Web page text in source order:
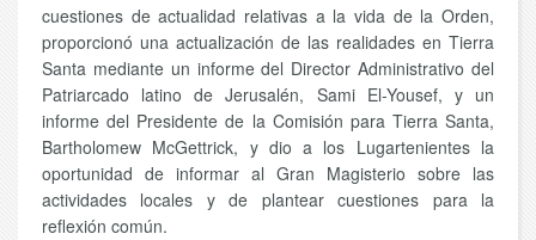
cuestiones de actualidad relativas a la vida de la Orden,
proporcionó una actualización de las realidades en Tierra
Santa mediante un informe del Director Administrativo del
Patriarcado latino de Jerusalén, Sami El-Yousef, y un
informe del Presidente de la Comisión para Tierra Santa,
Bartholomew McGettrick, y dio a los Lugartenientes la
oportunidad de informar al Gran Magisterio sobre las
actividades locales y de plantear cuestiones para la
reflexión común.